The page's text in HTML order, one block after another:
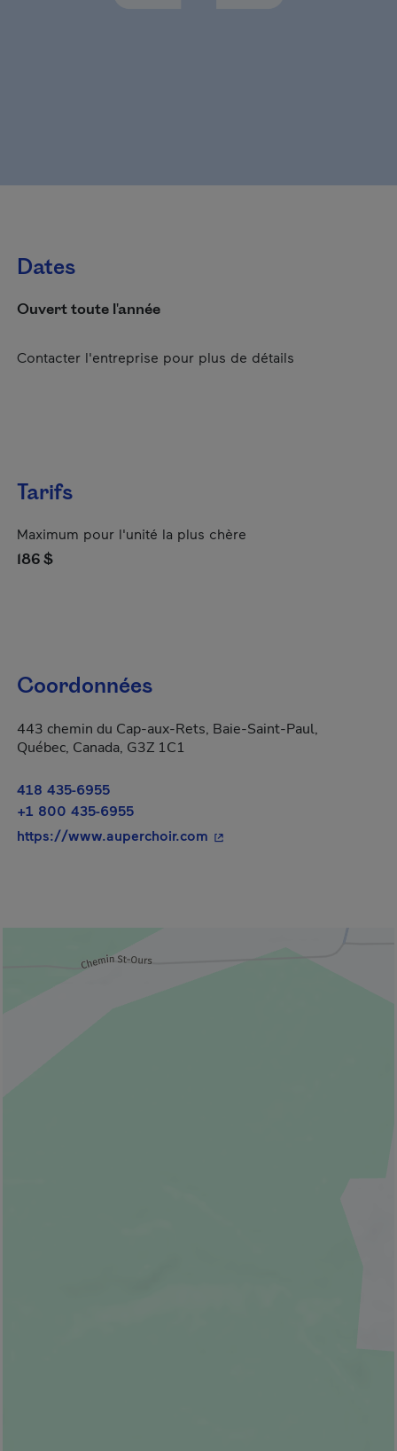
Dates
Ouvert toute l'année
Contacter l'entreprise pour plus de détails
Tarifs
Maximum pour l'unité la plus chère
186 $
Coordonnées
443 chemin du Cap-aux-Rets, Baie-Saint-Paul,
Québec, Canada, G3Z 1C1
418 435-6955
+1 800 435-6955
https://www.auperchoir.com - Cet hyperlien s'ouvrira